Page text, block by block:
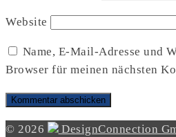
Website
Name, E-Mail-Adresse und
Browser für meinen nächsten
© 2026 DesignConnection